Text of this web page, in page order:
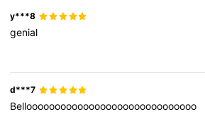
y***8
genial
d***7
Belloooooooooooooooooooooooooooooo